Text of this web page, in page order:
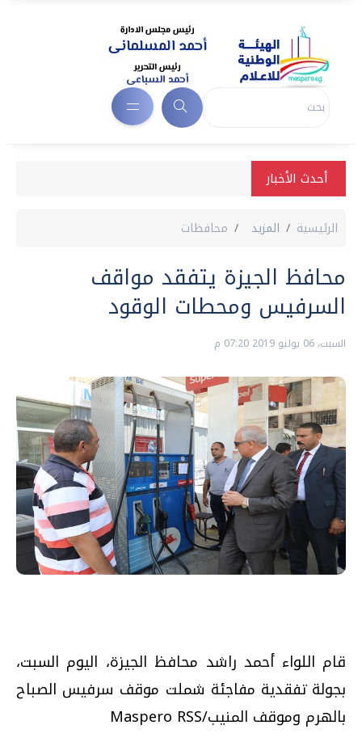
أحدث الأخبار
الرئيسية المزيد محافظات
محافظ الجيزة يتفقد مواقف
السرفيس ومحطات الوقود
السبت، 06 يوليو 2019 07:20 م
قام اللواء أحمد راشد محافظ الجيزة، اليوم السبت،
بجولة تفقدية مفاجئة شملت موقف سرفيس الصباح
بالهرم وموقف المنيب/Maspero RSS